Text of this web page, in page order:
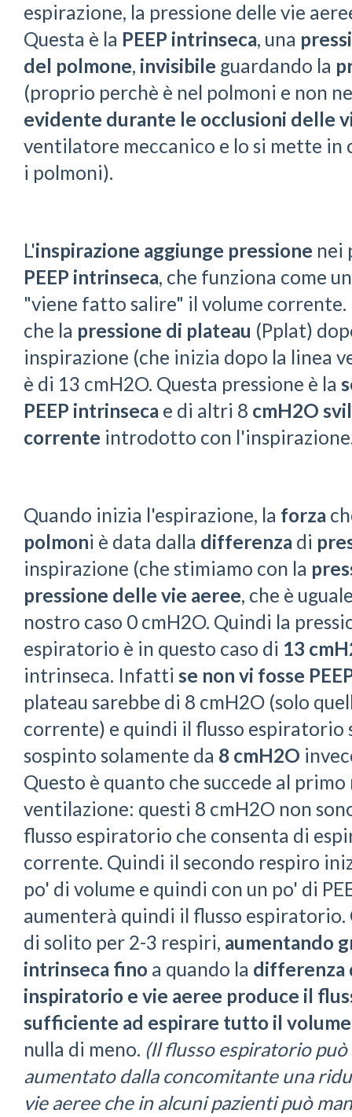
espirazione, la pressione delle vie
Questa è la PEEP intrinseca, una
del polmone, invisibile guardando la
(proprio perchè è nel polmoni e non
evidente durante le occlusioni delle
ventilatore meccanico e lo si mette in
i polmoni).
L'inspirazione aggiunge pressione nei
PEEP intrinseca, che funziona come
"viene fatto salire" il volume
che la pressione di plateau (Pplat)
inspirazione (che inizia dopo la linea
è di 13 cmH2O. Questa pressione è la
PEEP intrinseca e di altri 8 cmH2O
corrente introdotto con
Quando inizia l'espirazione, la forza
polmoni è data dalla differenza di
inspirazione (che stimiamo con la
pressione delle vie aeree, che è
nostro caso 0 cmH2O. Quindi la
espiratorio è in questo caso di 13
intrinseca. Infatti se non vi fosse
plateau sarebbe di 8 cmH2O (solo
corrente) e quindi il flusso
sospinto solamente da 8 cmH2O
Questo è quanto che succede al
ventilazione: questi 8 cmH2O non
flusso espiratorio che consenta di
corrente. Quindi il secondo respiro
po' di volume e quindi con un po' di
aumenterà quindi il flusso espiratorio.
di solito per 2-3 respiri, aumentando
intrinseca fino a quando la differenza
inspiratorio e vie aeree produce il
sufficiente ad espirare tutto il
nulla di meno. (Il flusso espiratorio
aumentato dalla concomitante una
vie aeree che in alcuni pazienti può